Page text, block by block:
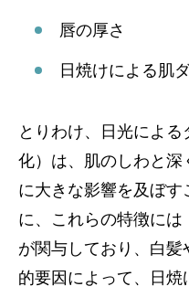
唇の厚さ
日焼けによる肌
とりわけ、日光によ
化）は、肌のしわと
に大きな影響を及ぼ
に、これらの特徴に
が関与しており、白
的要因によって、日